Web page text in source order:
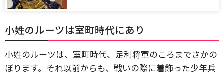
小姓のルーツは室町時代にあり
小姓のルーツは、室町時代、足利将軍のころまでさかの
ぼります。それ以前からも、戦いの際に着飾った少年兵